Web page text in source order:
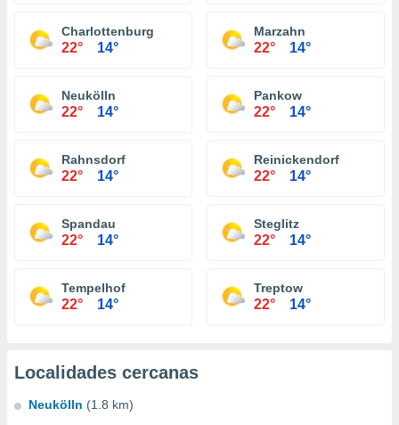
Charlottenburg
22° 14°
Marzahn
22° 14°
Neukölln
22° 14°
Pankow
22° 14°
Rahnsdorf
22° 14°
Reinickendorf
22° 14°
Spandau
22° 14°
Steglitz
22° 14°
Tempelhof
22° 14°
Treptow
22° 14°
Localidades cercanas
Neukölln (1.8 km)